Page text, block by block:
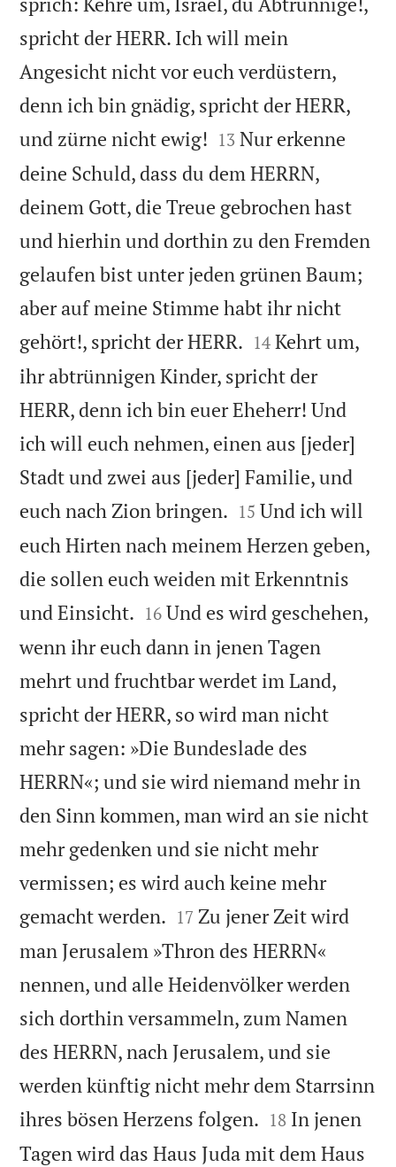
spricht der HERR. Ich will mein
Angesicht nicht vor euch verdüstern,
denn ich bin gnädig, spricht der HERR,
und zürne nicht ewig! 

13 Nur erkenne
deine Schuld, dass du dem HERRN,
deinem Gott, die Treue gebrochen hast
und hierhin und dorthin zu den Fremden
gelaufen bist unter jeden grünen Baum;
aber auf meine Stimme habt ihr nicht
gehört!, spricht der HERR. 

14 Kehrt um,
ihr abtrünnigen Kinder, spricht der
HERR, denn ich bin euer Eheherr! Und
ich will euch nehmen, einen aus [jeder]
Stadt und zwei aus [jeder] Familie, und
euch nach Zion bringen. 

15 Und ich will
euch Hirten nach meinem Herzen geben,
die sollen euch weiden mit Erkenntnis
und Einsicht. 

16 Und es wird geschehen,
wenn ihr euch dann in jenen Tagen
mehrt und fruchtbar werdet im Land,
spricht der HERR, so wird man nicht
mehr sagen: »Die Bundeslade des
HERRN«; und sie wird niemand mehr in
den Sinn kommen, man wird an sie nicht
mehr gedenken und sie nicht mehr
vermissen; es wird auch keine mehr
gemacht werden. 

17 Zu jener Zeit wird
man Jerusalem »Thron des HERRN«
nennen, und alle Heidenvölker werden
sich dorthin versammeln, zum Namen
des HERRN, nach Jerusalem, und sie
werden künftig nicht mehr dem Starrsinn
ihres bösen Herzens folgen. 

18 In jenen
Tagen wird das Haus Juda mit dem Haus